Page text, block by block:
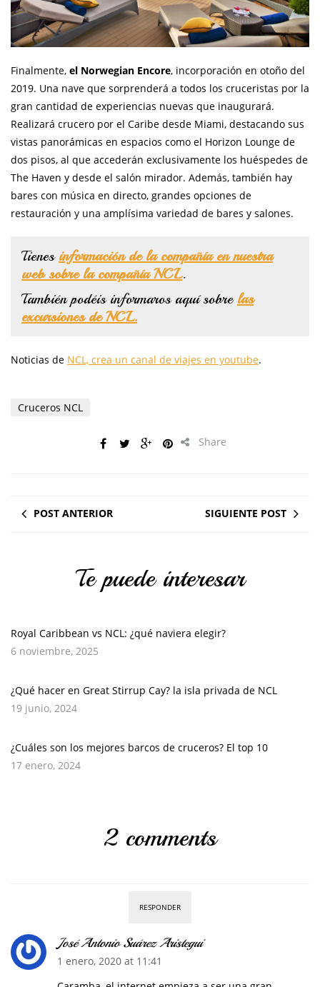
Finalmente, el Norwegian Encore, incorporación en otoño del
2019. Una nave que sorprenderá a todos los cruceristas por la
gran cantidad de experiencias nuevas que inaugurará.
Realizará crucero por el Caribe desde Miami, destacando sus
vistas panorámicas en espacios como el Horizon Lounge de
dos pisos, al que accederán exclusivamente los huéspedes de
The Haven y desde el salón mirador. Además, también hay
bares con música en directo, grandes opciones de
restauración y una amplísima variedad de bares y salones.
Tienes información de la compañía en nuestra
web sobre la compañía NCL.
También podéis informaros aquí sobre las
excursiones de NCL.
Noticias de NCL, crea un canal de viajes en youtube.
Cruceros NCL
Share
POST ANTERIOR SIGUIENTE POST
Te puede interesar
Royal Caribbean vs NCL: ¿qué naviera elegir?
6 noviembre, 2025
¿Qué hacer en Great Stirrup Cay? la isla privada de NCL
19 junio, 2024
¿Cuáles son los mejores barcos de cruceros? El top 10
17 enero, 2024
2 comments
RESPONDER
José Antonio Suárez Aristegui
1 enero, 2020 at 11:41